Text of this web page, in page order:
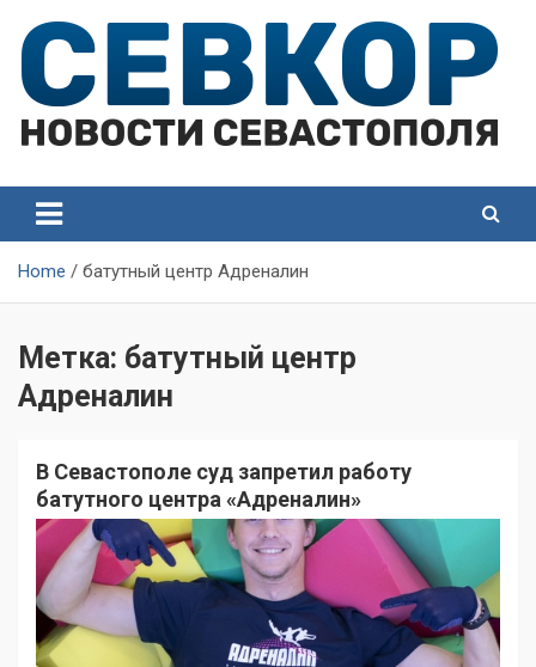
content
Севастополя
Севастополя
Home батутный центр Адреналин
Метка: батутный центр
Адреналин
В Севастополе суд запретил работу
батутного центра «Адреналин»